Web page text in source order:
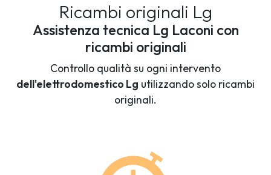
Ricambi originali Lg
Assistenza tecnica Lg Laconi con
ricambi originali
Controllo qualità su ogni intervento
dell'elettrodomestico Lg utilizzando solo ricambi
originali.